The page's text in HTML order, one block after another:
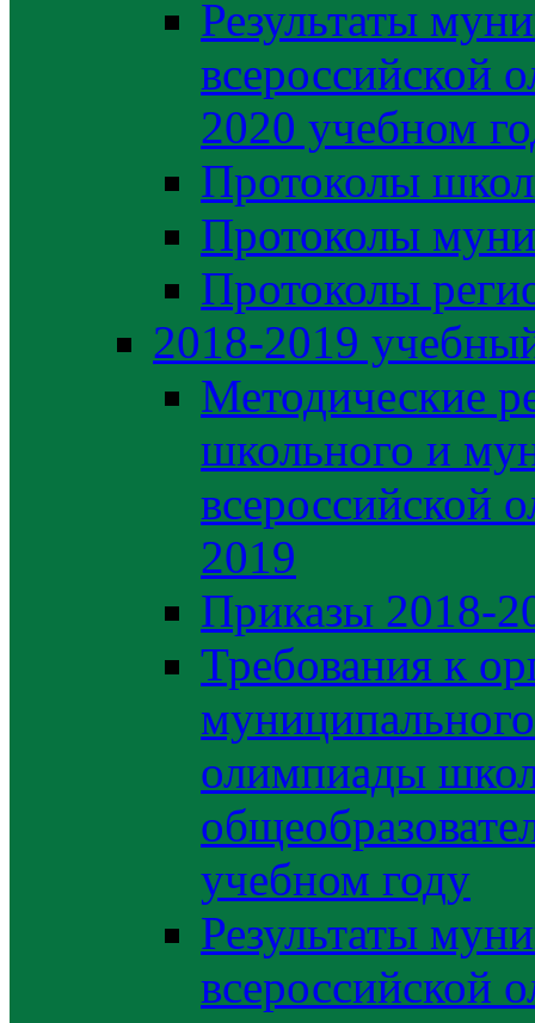
Результаты
всероссийской
2020 учебном
Протоколы
Протоколы
Протоколы
2018-2019
Методические
школьного и
всероссийской
2019
Приказы 2018-
Требования к
олимпиады
учебном году
Результаты
всероссийской